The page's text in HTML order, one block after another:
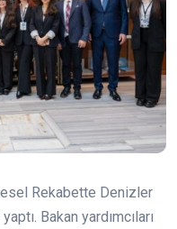
Rekabette Denizler
Bakan yardımcıları